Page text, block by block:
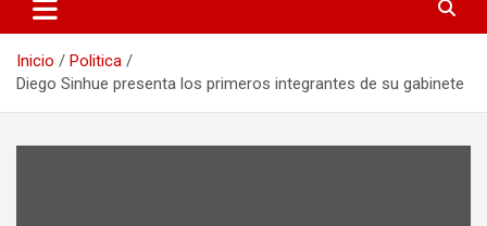
Inicio
Politica
Diego Sinhue presenta los primeros integrantes de su gabinete